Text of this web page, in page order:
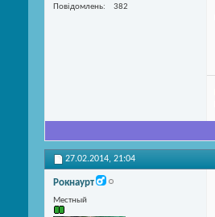
Повідомлень
382
27.02.2014, 21:04
Рокнаурт
Местный